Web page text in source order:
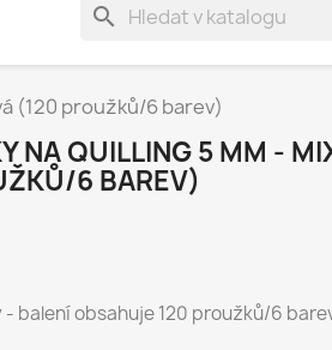
search
(120 proužků/6 barev)
NA QUILLING 5 MM -
6 BAREV)
balení obsahuje 120 proužků/6